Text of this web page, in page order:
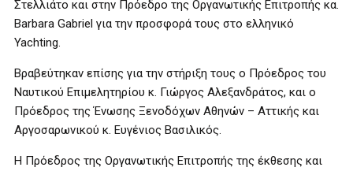
Στελλιάτο και στην Πρόεδρο της Οργανωτικής Επιτροπής κα.
Barbara Gabriel για την προσφορά τους στο ελληνικό
Yachting.
Βραβεύτηκαν επίσης για την στήριξη τους ο Πρόεδρος του
Ναυτικού Επιμελητηρίου κ. Γιώργος Αλεξανδράτος, και ο
Πρόεδρος της Ένωσης Ξενοδόχων Αθηνών – Αττικής και
Αργοσαρωνικού κ. Ευγένιος Βασιλικός.
Η Πρόεδρος της Οργανωτικής Επιτροπής της έκθεσης και